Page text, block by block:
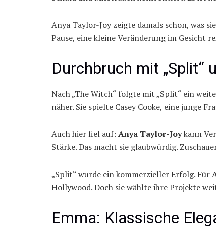
Anya Taylor-Joy zeigte damals schon, was
Pause, eine kleine Veränderung im Gesicht
Durchbruch mit „Split“
Nach „The Witch“ folgte mit „Split“ ein
näher. Sie spielte Casey Cooke, eine junge
Auch hier fiel auf: Anya Taylor-Joykann
Stärke. Das macht sie glaubwürdig.
„Split“ wurde ein kommerzieller Erfolg. Für
Hollywood. Doch sie wählte ihre Projekte
Emma: Klassische